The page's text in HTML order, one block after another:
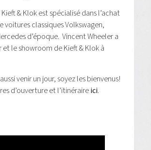
& Klok est spécialisé dans l’achat
voitures classiques Volkswagen,
d’époque. Vincent Wheeler a
et le showroom de Kieft & Klok à
venir un jour, soyez les bienvenus!
d’ouverture et l’itinéraireici.